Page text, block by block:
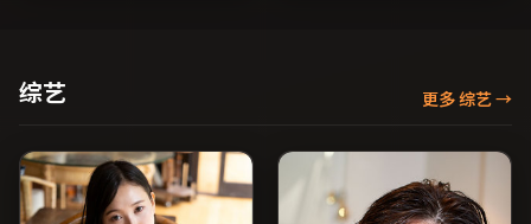
映，网络平台同步更新片
节。（国产影视资源大全免
费条目索引，支持片名与演
员交叉检索。）
新片源。可作为周末家庭观
叉检索。）
综艺 更多 综艺→